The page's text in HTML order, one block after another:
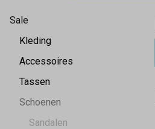
Sale
Kleding
Accessoires
Tassen
Schoenen
Sandalen